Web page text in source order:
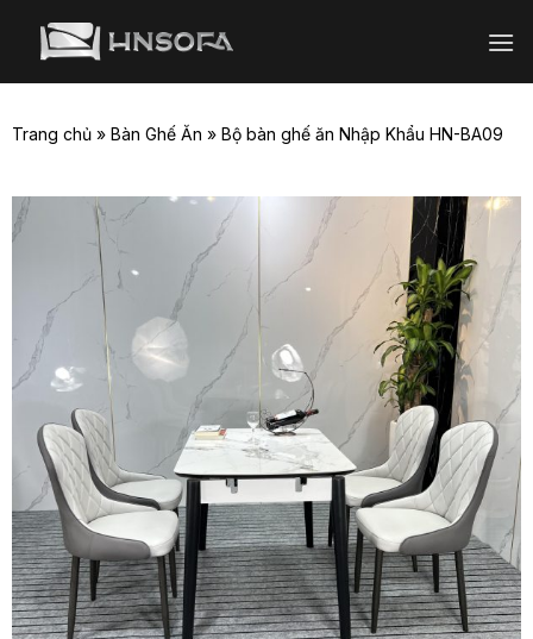
Trang chủ» Bàn Ghế Ăn » Bộ bàn ghế ăn Nhập Khẩu HN-BA09